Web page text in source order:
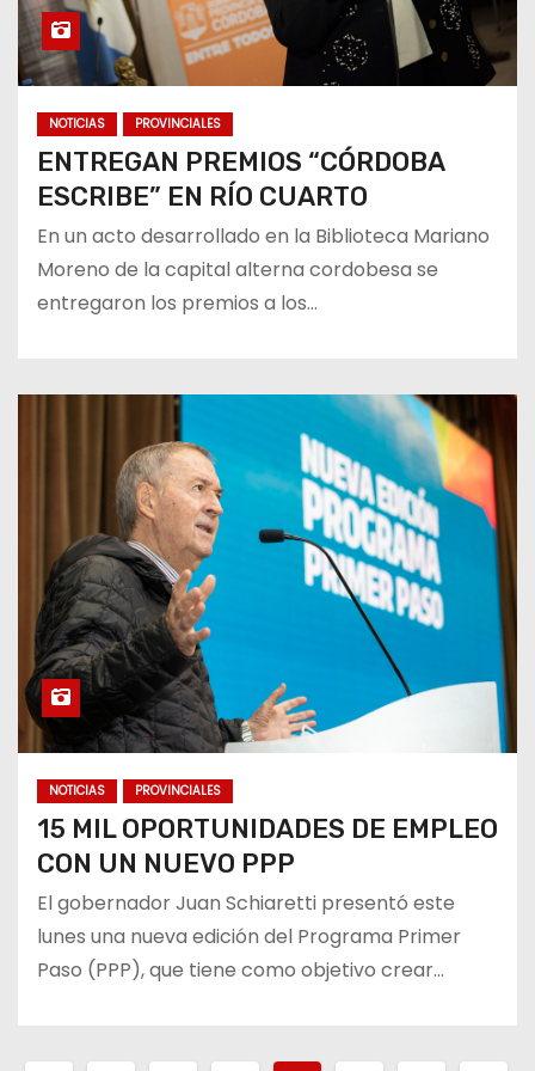
NOTICIAS PROVINCIALES
ENTREGAN PREMIOS “CÓRDOBA
ESCRIBE” EN RÍO CUARTO
En un acto desarrollado en la Biblioteca Mariano
Moreno de la capital alterna cordobesa se
entregaron los premios a los…
NOTICIAS PROVINCIALES
15 MIL OPORTUNIDADES DE EMPLEO
CON UN NUEVO PPP
El gobernador Juan Schiaretti presentó este
lunes una nueva edición del Programa Primer
Paso (PPP), que tiene como objetivo crear…